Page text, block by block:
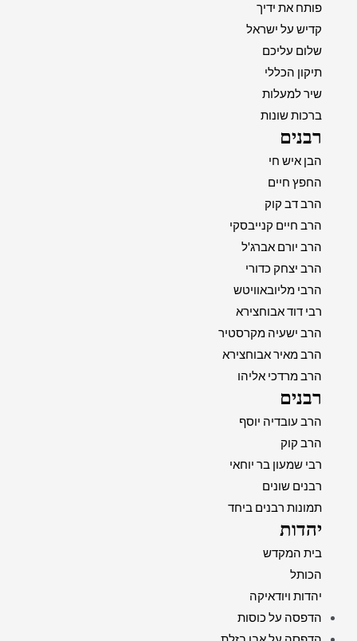
פותח את ידיך
קדיש על ישראל
שלום עליכם
תיקון הכללי
שיר למעלות
ברכות שונות
רבנים
הבן איש חי
החפץ חיים
הרב דב קוק
הרב חיים קנייבסקי
הרב יורם אברג'ל
הרב יצחק כדורי
הרבי מליובאוויטש
רבי דוד אבוחצירא
הרב ישעיה מקרסטיר
הרב מאיר אבוחצירא
הרב מרדכי אליהו
רבנים
הרב עובדיה יוסף
הרב קוק
רבי שמעון בר יוחאי
רבנים שונים
תמונות רבנים ביחד
יהדות
בית המקדש
הכותל
יהדות ויודאיקה
הדפסה על כוסות